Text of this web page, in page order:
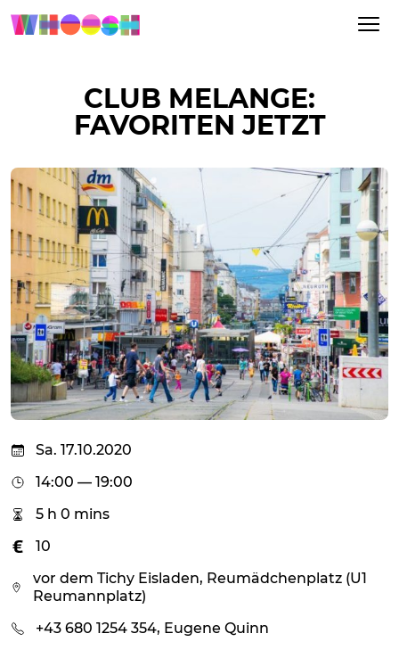
CLUB MELANGE:
FAVORITEN JETZT
Sa. 17.10.2020
14:00 — 19:00
5 h 0 mins
10
vor dem Tichy Eisladen, Reumädchenplatz (U1
Reumannplatz)
+43 680 1254 354, Eugene Quinn